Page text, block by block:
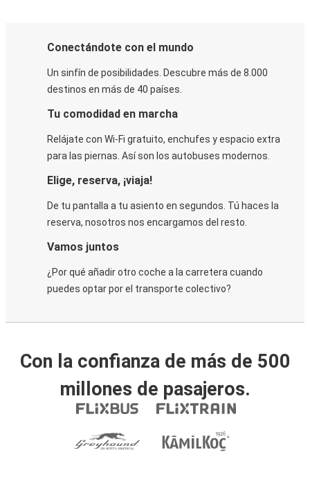
Conectándote con el mundo
Un sinfín de posibilidades. Descubre más de 8.000
destinos en más de 40 países.
Tu comodidad en marcha
Relájate con Wi-Fi gratuito, enchufes y espacio extra
para las piernas. Así son los autobuses modernos.
Elige, reserva, ¡viaja!
De tu pantalla a tu asiento en segundos. Tú haces la
reserva, nosotros nos encargamos del resto.
Vamos juntos
¿Por qué añadir otro coche a la carretera cuando
puedes optar por el transporte colectivo?
Con la confianza de más de 500
millones de pasajeros.